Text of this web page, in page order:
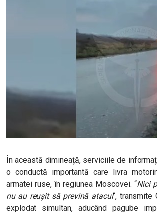
În această dimineață, serviciile de
o conductă importantă care livra
armatei ruse, în regiunea Moscovei. “Nici
nu au reușit să prevină atacul“, transmite
explodat simultan, aducând pagube